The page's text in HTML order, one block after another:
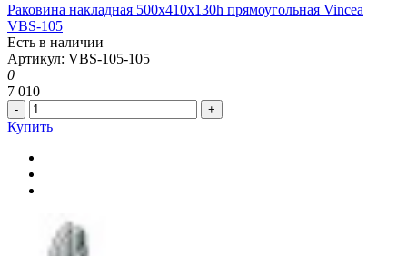
Раковина накладная 500x410x130h прямоугольная Vincea
VBS-105
Есть в наличии
Артикул: VBS-105-105
0
7 010
- +
Купить